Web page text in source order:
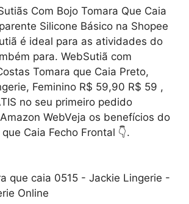
Com Bojo Tomara Que Caia
Silicone Básico na Shopee
é ideal para as atividades do
para. WebSutiã com
Tomara que Caia Preto,
Feminino R$ 59,90 R$ 59 ,
no seu primeiro pedido
WebVeja os benefícios do
Caia Fecho Frontal 👇.